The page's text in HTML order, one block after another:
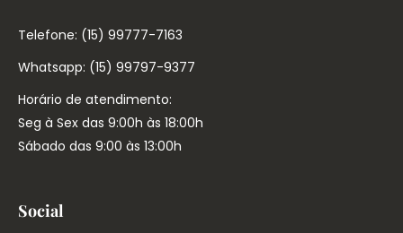
Telefone: (15) 99777-7163
Whatsapp: (15) 99797-9377
Horário de atendimento:
Seg à Sex das 9:00h às 18:00h
Sábado das 9:00 às 13:00h
Social